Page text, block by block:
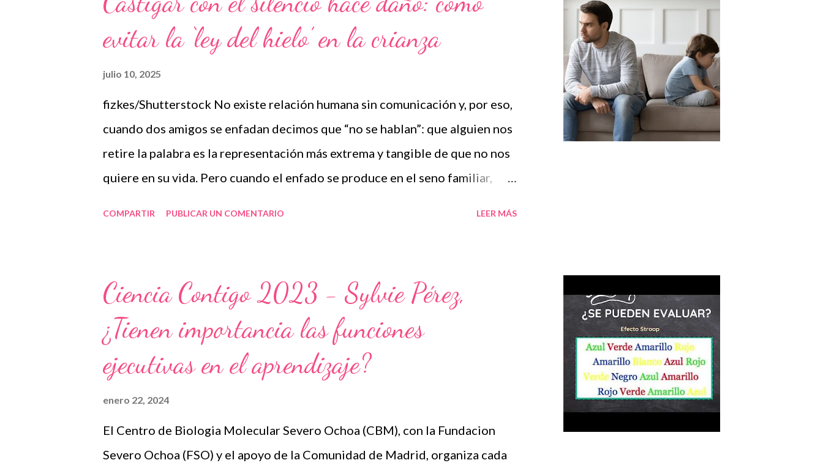
ouverte de Catalogne (UOC) analysent le phénomène du waiting mode —
une forme de déconnexion attentionnelle involontaire , comparable à un «
mode pause » ou stand-by , dans lequel l’enfant entre sans intention
consciente, explique Sylvie Pérez, psychopédagogue et professeure aux
Études de psychologie et des sciences de l’éducation de la UOC. Ce
phénomène ne se limite pas aux enfants avec TDA ou TDAH. Les profils les
plus vulnérables ...
evitar la ‘ley del hielo’ en la crianza
julio 10, 2025
fizkes/Shutterstock No existe relación humana sin comunicación y, por eso,
cuando dos amigos se enfadan decimos que “no se hablan”: que alguien nos
retire la palabra es la representación más extrema y tangible de que no nos
quiere en su vida. Pero cuando el enfado se produce en el seno familiar,
herramienta útil en la crianza. Una pausa breve, consciente, que permita
regular las emociones y retomar el diálogo desde la calma. Pero cuando el
silencio se convierte en una forma de castigo, repetida y mantenida en el
tiempo, aplicamos lo que se conoce como la “ley del hielo”: una práctica
relacional que rompe el vínculo y puede dejar huella en la salud...
COMPARTIR PUBLICAR UN COMENTARIO LEER MÁS
Ciencia Contigo 2023 - Sylvie Pérez,
¿Tienen importancia las funciones
ejecutivas en el aprendizaje?
enero 22, 2024
El Centro de Biologia Molecular Severo Ochoa (CBM), con la Fundacion
Severo Ochoa (FSO) y el apoyo de la Comunidad de Madrid, organiza cada